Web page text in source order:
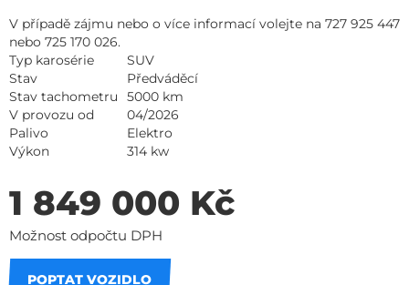
V případě zájmu nebo o více informací volejte na 727 925 447
nebo 725 170 026.
Typ karosérie
SUV
Stav
Předváděcí
Stav tachometru
5000 km
V provozu od
04/2026
Palivo
Elektro
Výkon
314 kw
1 849 000 Kč
Možnost odpočtu DPH
POPTAT VOZIDLO